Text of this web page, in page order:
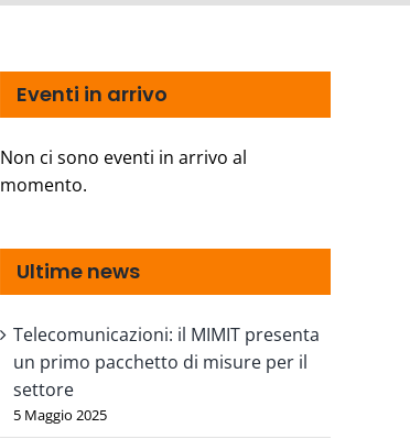
Eventi in arrivo
Non ci sono eventi in arrivo al
momento.
Ultime news
Telecomunicazioni: il MIMIT presenta
un primo pacchetto di misure per il
settore
5 Maggio 2025